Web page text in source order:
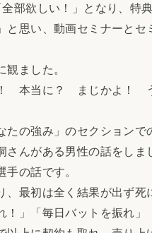
部欲しい！」となり、特
と思い、動画セミナーとセ
ました。
本当に？ まじかよ！ う
の強み」のセクションで
んがある男性の話をしま
の話です。
最初は全く結果が出ず
」「毎日バットを振れ」